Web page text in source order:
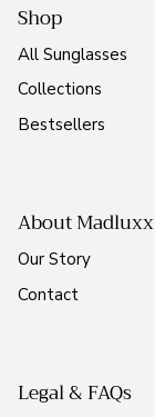
Shop
All Sunglasses
Collections
Bestsellers
About Madluxx
Our Story
Contact
Legal & FAQs